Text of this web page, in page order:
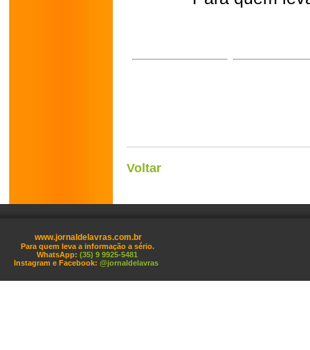
Voltar
www.jornaldelavras.com.br
Para quem leva a informação a sério.
WhatsApp: (35) 9 9925-5481
Instagram e Facebook: @jornaldelavras